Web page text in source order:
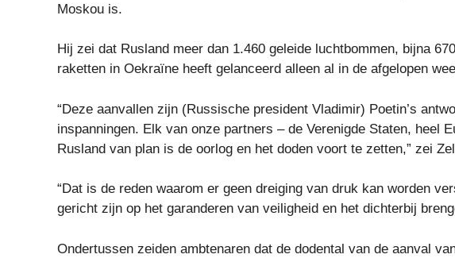
Moskou is.
Hij zei dat Rusland meer dan 1.460 geleide luchtbommen, bijna
raketten in Oekraïne heeft gelanceerd alleen al in de afgelopen
“Deze aanvallen zijn (Russische president Vladimir) Poetin’s
inspanningen. Elk van onze partners – de Verenigde Staten, heel
Rusland van plan is de oorlog en het doden voort te zetten,” zei
“Dat is de reden waarom er geen dreiging van druk kan worden
gericht zijn op het garanderen van veiligheid en het dichterbij
Ondertussen zeiden ambtenaren dat de dodental van de aanval